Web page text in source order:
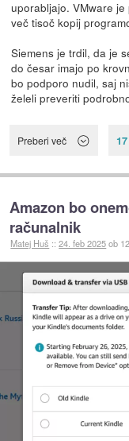
uporabljajo. VMware
več tisoč kopij
Siemens je trdil, da je
do česar imajo po
bo podporo nudil, saj
želeli preveriti
Preberi več
Amazon bo
računalnik
Matej Huš ::24. feb 2025ob